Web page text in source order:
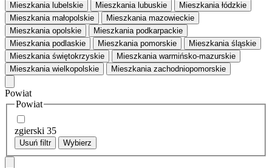
Mieszkania lubelskie
Mieszkania lubuskie
Mieszkania łódzkie
Mieszkania małopolskie
Mieszkania mazowieckie
Mieszkania opolskie
Mieszkania podkarpackie
Mieszkania podlaskie
Mieszkania pomorskie
Mieszkania śląskie
Mieszkania świętokrzyskie
Mieszkania warmińsko-mazurskie
Mieszkania wielkopolskie
Mieszkania zachodniopomorskie
Powiat
Powiat
zgierski 35
Usuń filtr Wybierz